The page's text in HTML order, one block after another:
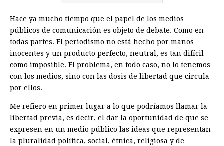
Hace ya mucho tiempo que el papel de los medios
públicos de comunicación es objeto de debate. Como en
todas partes. El periodismo no está hecho por manos
inocentes y un producto perfecto, neutral, es tan difícil
como imposible. El problema, en todo caso, no lo tenemos
con los medios, sino con las dosis de libertad que circula
por ellos.
Me refiero en primer lugar a lo que podríamos llamar la
libertad previa, es decir, el dar la oportunidad de que se
expresen en un medio público las ideas que representan
la pluralidad política, social, étnica, religiosa y de